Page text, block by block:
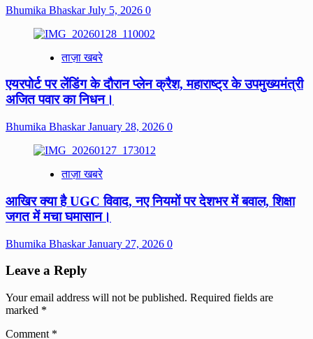
Bhumika BhaskarJuly 5, 2026 0
ताज़ा खबरे
एयरपोर्ट पर लेंडिंग के दौरान प्लेन क्रैश, महाराष्ट्र के उपमुख्यमंत्री
अजित पवार का निधन।
Bhumika BhaskarJanuary 28, 2026 0
ताज़ा खबरे
आखिर क्या है UGC विवाद, नए नियमों पर देशभर में बवाल, शिक्षा
जगत में मचा घमासान।
Bhumika BhaskarJanuary 27, 2026 0
Leave a Reply
Your email address will not be published. Required fields are
marked *
Comment *